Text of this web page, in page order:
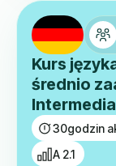
Kurs
średnio
30godzin
A 2.1